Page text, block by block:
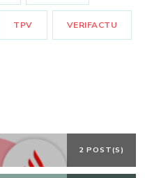
TPV VERIFACTU
2 POST(S)